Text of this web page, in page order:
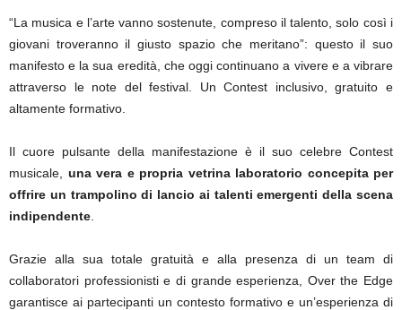
“La musica e l’arte vanno sostenute, compreso il talento, solo così i
giovani troveranno il giusto spazio che meritano”: questo il suo
manifesto e la sua eredità, che oggi continuano a vivere e a vibrare
attraverso le note del festival. Un Contest inclusivo, gratuito e
altamente formativo.
Il cuore pulsante della manifestazione è il suo celebre Contest
musicale, una vera e propria vetrina laboratorio concepita per
offrire un trampolino di lancio ai talenti emergenti della scena
indipendente
Grazie alla sua totale gratuità e alla presenza di un team di
collaboratori professionisti e di grande esperienza, Over the Edge
garantisce ai partecipanti un contesto formativo e un’esperienza di